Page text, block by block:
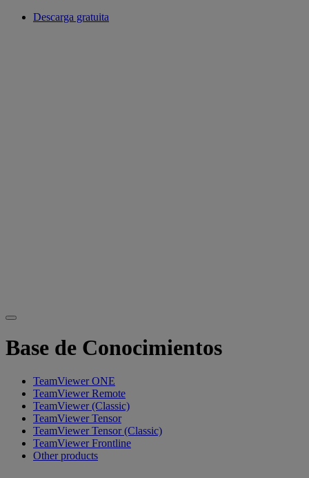
Descarga gratuita
Base de Conocimientos
TeamViewer ONE
TeamViewer Remote
TeamViewer (Classic)
TeamViewer Tensor
TeamViewer Tensor (Classic)
TeamViewer Frontline
Other products